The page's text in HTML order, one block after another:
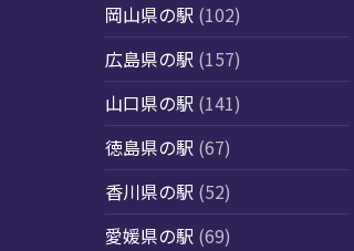
岡山県の駅 (102)
広島県の駅 (157)
山口県の駅 (141)
徳島県の駅 (67)
香川県の駅 (52)
愛媛県の駅 (69)